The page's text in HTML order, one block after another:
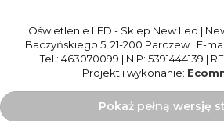
Oświetlenie LED - Sklep New Led |
Baczyńskiego 5, 21-200 Parczew | E-
Tel.: 463070099 | NIP: 5391444139 |
Projekt i wykonanie:
Pokaż pełną wersję